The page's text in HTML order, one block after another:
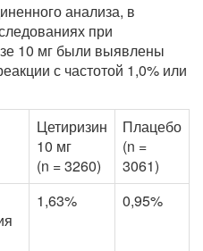
анализа, в
при
10 мг были выявлены
с частотой 1,0% или
Цетиризин
10 мг
(n = 3260)
Плацебо
(n =
3061)
1,63% 0,95%